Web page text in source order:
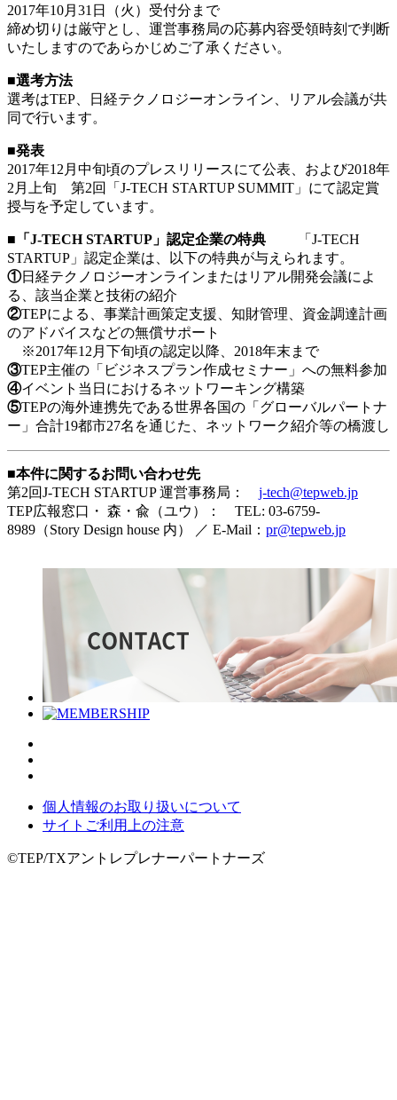
2017年10月31日（火）受付分まで
締め切りは厳守とし、運営事務局の応募内容受領時刻で判断
いたしますのであらかじめご了承ください。
■選考方法
選考はTEP、日経テクノロジーオンライン、リアル会議が共
同で行います。
■発表
2017年12月中旬頃のプレスリリースにて公表、および2018年
2月上旬 第2回「J-TECH STARTUP SUMMIT」にて認定賞
授与を予定しています。
■「J-TECH STARTUP」認定企業の特典
「J-TECH
STARTUP」認定企業は、以下の特典が与えられます。
①日経テクノロジーオンラインまたはリアル開発会議によ
る、該当企業と技術の紹介
②TEPによる、事業計画策定支援、知財管理、資金調達計画
のアドバイスなどの無償サポート
※2017年12月下旬頃の認定以降、2018年末まで
③TEP主催の「ビジネスプラン作成セミナー」への無料参加
④イベント当日におけるネットワーキング構築
⑤TEPの海外連携先である世界各国の「グローバルパートナ
ー」合計19都市27名を通じた、ネットワーク紹介等の橋渡し
■本件に関するお問い合わせ先
第2回J-TECH STARTUP 運営事務局： j-tech@tepweb.jp
TEP広報窓口・ 森・兪（ユウ）： TEL: 03-6759-
8989（Story Design house 内） ／ E-Mail： pr@tepweb.jp
個人情報のお取り扱いについて
サイトご利用上の注意
©TEP/TXアントレプレナーパートナーズ